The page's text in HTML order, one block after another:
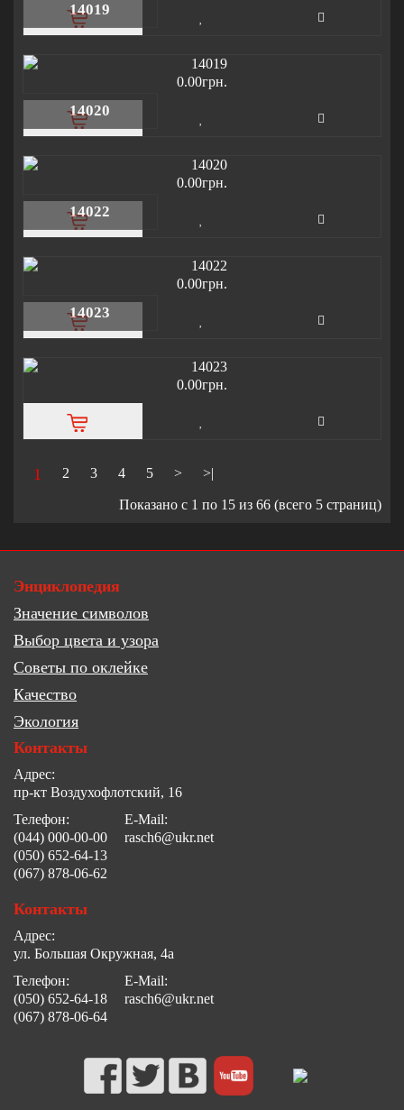
14019
0.00грн.
14020
0.00грн.
14022
0.00грн.
14023
0.00грн.
1 2 3 4 5 > >|
Показано с 1 по 15 из 66 (всего 5 страниц)
Энциклопедия
Значение символов
Выбор цвета и узора
Советы по оклейке
Качество
Экология
Контакты
Адрес:
пр-кт Воздухофлотский, 16
Телефон:
(044) 000-00-00
(050) 652-64-13
(067) 878-06-62
E-Mail:
rasch6@ukr.net
Контакты
Адрес:
ул. Большая Окружная, 4а
Телефон:
(050) 652-64-18
(067) 878-06-64
E-Mail:
rasch6@ukr.net